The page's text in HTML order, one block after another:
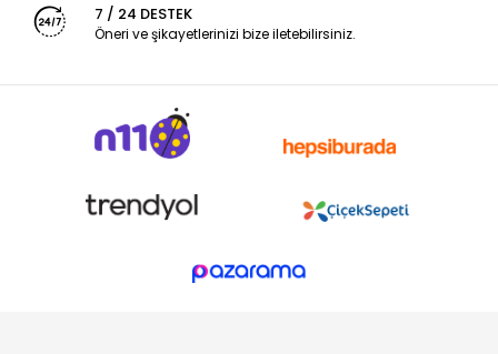
7 / 24 DESTEK
Öneri ve şikayetlerinizi bize iletebilirsiniz.